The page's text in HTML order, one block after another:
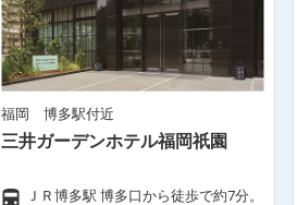
福岡 博多駅付近
三井ガーデンホテル福岡祇園
ＪＲ博多駅 博多口から徒歩で約7分。